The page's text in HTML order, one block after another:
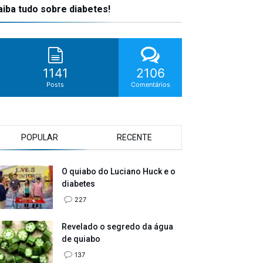
tudo sobre diabetes!
1141
Posts
2106
Comentários
POPULAR RECENTE
O quiabo do Luciano Huck e o
diabetes
227
Revelado o segredo da água
de quiabo
137